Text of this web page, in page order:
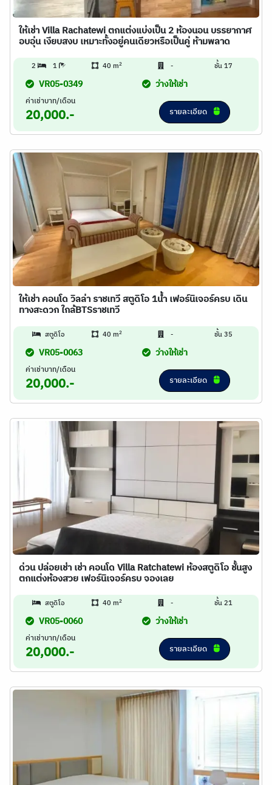
ให้เช่า Villa Rachatewi ตกแต่งแบ่งเป็น 2 ห้องนอน บรรยากาศ
อบอุ่น เงียบสงบ เหมาะทั้งอยู่คนเดียวหรือเป็นคู่ ห้ามพลาด
2 1 40 m2 - ชั้น 17
VR05-0349 ว่างให้เช่า
ค่าเช่าบาท/เดือน
20,000.- รายละเอียด
ให้เช่า คอนโด วิลล่า ราชเทวี สตูดิโอ 1น้ำ เฟอร์นิเจอร์ครบ เดิน
ทางสะดวก ใกล้BTSราชเทวี
สตูดิโอ 40 m2 - ชั้น 35
VR05-0063 ว่างให้เช่า
ค่าเช่าบาท/เดือน
20,000.- รายละเอียด
ด่วน ปล่อยเช่า เช่า คอนโด Villa Ratchatewi ห้องสตูดิโอ ชั้นสูง
ตกแต่งห้องสวย เฟอร์นิเจอร์ครบ จองเลย
สตูดิโอ 40 m2 - ชั้น 21
VR05-0060 ว่างให้เช่า
ค่าเช่าบาท/เดือน
20,000.- รายละเอียด